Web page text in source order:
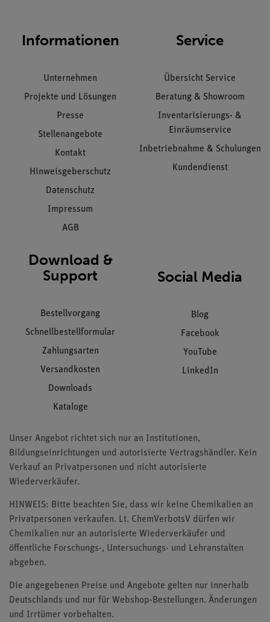
Informationen
Unternehmen
Projekte und Lösungen
Presse
Stellenangebote
Kontakt
Hinweisgeberschutz
Datenschutz
Impressum
AGB
Service
Übersicht Service
Beratung & Showroom
Inventarisierungs- &
Einräumservice
Inbetriebnahme & Schulungen
Kundendienst
Download &
Support
Bestellvorgang
Schnellbestellformular
Zahlungsarten
Versandkosten
Downloads
Kataloge
Social Media
Blog
Facebook
YouTube
LinkedIn
Unser Angebot richtet sich nur an Institutionen,
Bildungseinrichtungen und autorisierte Vertragshändler. Kein
Verkauf an Privatpersonen und nicht autorisierte
Wiederverkäufer.
HINWEIS: Bitte beachten Sie, dass wir keine Chemikalien an
Privatpersonen verkaufen. Lt. ChemVerbotsV dürfen wir
Chemikalien nur an autorisierte Wiederverkäufer und
öffentliche Forschungs-, Untersuchungs- und Lehranstalten
abgeben.
Die angegebenen Preise und Angebote gelten nur innerhalb
Deutschlands und nur für Webshop-Bestellungen. Änderungen
und Irrtümer vorbehalten.